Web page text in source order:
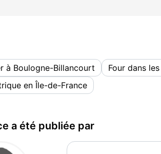
à Boulogne-Billancourt Four dans
en Île-de-France
a été publiée par